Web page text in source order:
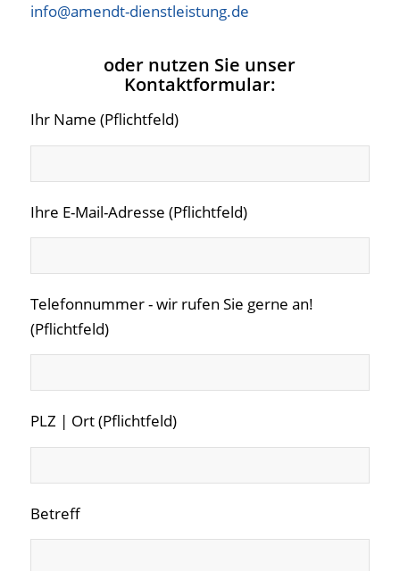
info@amendt-dienstleistung.de
oder nutzen Sie unser
Kontaktformular:
Ihr Name (Pflichtfeld)
Ihre E-Mail-Adresse (Pflichtfeld)
Telefonnummer - wir rufen Sie gerne an!
(Pflichtfeld)
PLZ | Ort (Pflichtfeld)
Betreff